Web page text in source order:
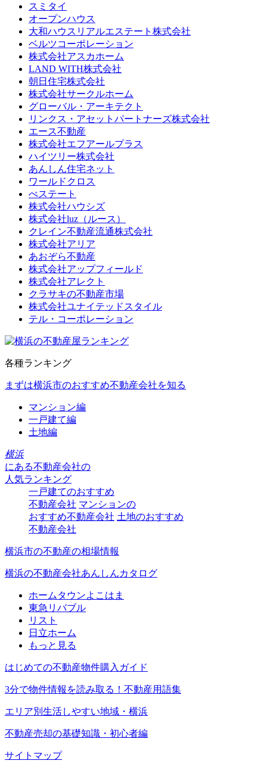
スミタイ
オープンハウス
大和ハウスリアルエステート株式会社
ベルツコーポレーション
株式会社アスカホーム
LAND WITH株式会社
朝日住宅株式会社
株式会社サークルホーム
グローバル・アーキテクト
リンクス・アセットパートナーズ株式会社
エース不動産
株式会社エフアールプラス
ハイツリー株式会社
あんしん住宅ネット
ワールドクロス
べステート
株式会社ハウシズ
株式会社luz（ルース）
クレイン不動産流通株式会社
株式会社アリア
あおぞら不動産
株式会社アップフィールド
株式会社アレクト
クラサキの不動産市場
株式会社ユナイテッドスタイル
テル・コーポレーション
各種ランキング
まずは横浜市のおすすめ不動産会社を知る
マンション編
一戸建て編
土地編
横浜
にある不動産会社の
人気ランキング
一戸建てのおすすめ
不動産会社 マンションの
おすすめ不動産会社 土地のおすすめ
不動産会社
横浜市の不動産の相場情報
横浜の不動産会社あんしんカタログ
ホームタウンよこはま
東急リバブル
リスト
日立ホーム
もっと見る
はじめての不動産物件購入ガイド
3分で物件情報を読み取る！不動産用語集
エリア別生活しやすい地域・横浜
不動産売却の基礎知識・初心者編
サイトマップ